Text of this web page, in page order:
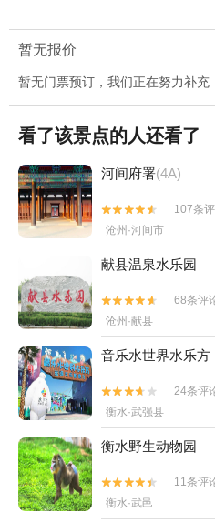
暂无报价
暂无门票预订，我们正在努力补充
看了该景点的人还看了
河间府署(4A)


107条
沧州·河间市
献县温泉水乐园


68条评
沧州·献县
音乐水世界水乐方


24条评
衡水·武强县
衡水野生动物园


11条评
衡水·武邑